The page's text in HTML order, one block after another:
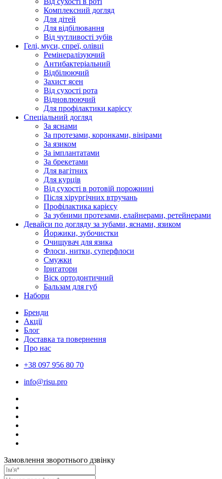
Комплексний догляд
Для дітей
Для відбілювання
Від чутливості зубів
Гелі, муси, спреї, олівці
Ремінералізуючий
Антибактеріальний
Відбілюючий
Захист ясен
Від сухості рота
Відновлюючий
Для профілактики карієсу
Спеціальний догляд
За яснами
За протезами, коронками, вінірами
За язиком
За імплантатами
За брекетами
Для вагітних
Для курців
Від сухості в ротовій порожнині
Після хірургічних втручань
Профілактика карієсу
За зубними протезами, елайнерами, ретейнерами
Девайси по догляду за зубами, яснами, язиком
Йоржики, зубочистки
Очищувач для язика
Флоси, нитки, суперфлоси
Смужки
Іригатори
Віск ортодонтичний
Бальзам для губ
Набори
Бренди
Акції
Блог
Доставка та повернення
Про нас
+38 097 956 80 70
info@risu.pro
Замовлення зворотнього дзвінку